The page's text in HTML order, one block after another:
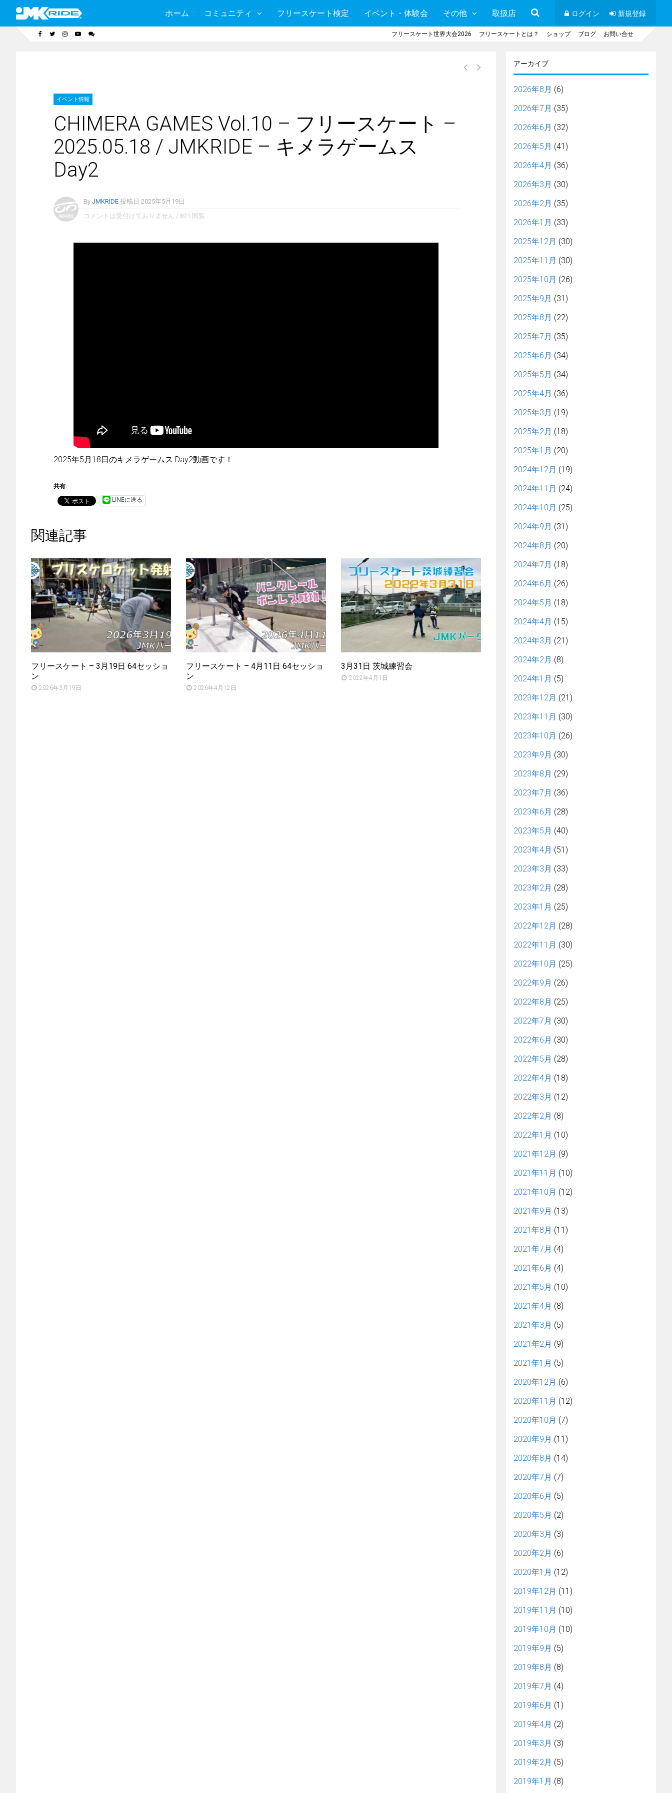
ホーム コミュニティ フリースケート検定 イベント・体験会 その他 取扱店 ログイン 新規登録
フリースケート世界大会2026 フリースケートとは？ ショップ ブログ お問い合せ
イベント情報
CHIMERA GAMES Vol.10 – フリースケート –
2025.05.18 / JMKRIDE – キメラゲームス
Day2
By JMKRIDE 投稿日 2025年5月19日
コメントは受付けておりません / 821 閲覧
2025年5月18日のキメラゲームス Day2動画です！
共有:
LINEに送る
関連記事
フリースケート – 3月19日 64セッショ
ン
2026年3月19日
フリースケート – 4月11日 64セッショ
ン
2026年4月12日
3月31日 茨城練習会
2022年4月1日
アーカイブ
2026年8月 (6)
2026年7月 (35)
2026年6月 (32)
2026年5月 (41)
2026年4月 (36)
2026年3月 (30)
2026年2月 (35)
2026年1月 (33)
2025年12月 (30)
2025年11月 (30)
2025年10月 (26)
2025年9月 (31)
2025年8月 (22)
2025年7月 (35)
2025年6月 (34)
2025年5月 (34)
2025年4月 (36)
2025年3月 (19)
2025年2月 (18)
2025年1月 (20)
2024年12月 (19)
2024年11月 (24)
2024年10月 (25)
2024年9月 (31)
2024年8月 (20)
2024年7月 (18)
2024年6月 (26)
2024年5月 (18)
2024年4月 (15)
2024年3月 (21)
2024年2月 (8)
2024年1月 (5)
2023年12月 (21)
2023年11月 (30)
2023年10月 (26)
2023年9月 (30)
2023年8月 (29)
2023年7月 (36)
2023年6月 (28)
2023年5月 (40)
2023年4月 (51)
2023年3月 (33)
2023年2月 (28)
2023年1月 (25)
2022年12月 (28)
2022年11月 (30)
2022年10月 (25)
2022年9月 (26)
2022年8月 (25)
2022年7月 (30)
2022年6月 (30)
2022年5月 (28)
2022年4月 (18)
2022年3月 (12)
2022年2月 (8)
2022年1月 (10)
2021年12月 (9)
2021年11月 (10)
2021年10月 (12)
2021年9月 (13)
2021年8月 (11)
2021年7月 (4)
2021年6月 (4)
2021年5月 (10)
2021年4月 (8)
2021年3月 (5)
2021年2月 (9)
2021年1月 (5)
2020年12月 (6)
2020年11月 (12)
2020年10月 (7)
2020年9月 (11)
2020年8月 (14)
2020年7月 (7)
2020年6月 (5)
2020年5月 (2)
2020年3月 (3)
2020年2月 (6)
2020年1月 (12)
2019年12月 (11)
2019年11月 (10)
2019年10月 (10)
2019年9月 (5)
2019年8月 (8)
2019年7月 (4)
2019年6月 (1)
2019年4月 (2)
2019年3月 (3)
2019年2月 (5)
2019年1月 (8)